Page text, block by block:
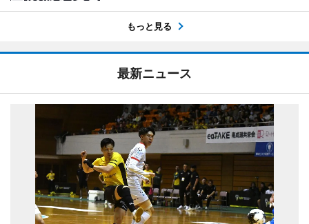
もっと見る
最新ニュース